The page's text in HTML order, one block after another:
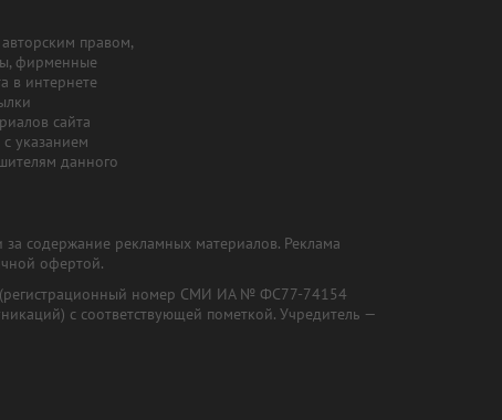
правом,
фирменные
в интернете
сайта
указанием
данного
за содержание рекламных материалов. Реклама
офертой.
(регистрационный номер СМИ ИА № ФС77-74154
с соответствующей пометкой. Учредитель —